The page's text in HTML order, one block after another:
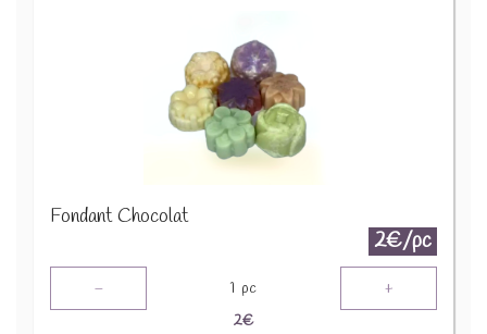
Fondant Chocolat
2€/pc
- 1 pc +
2€